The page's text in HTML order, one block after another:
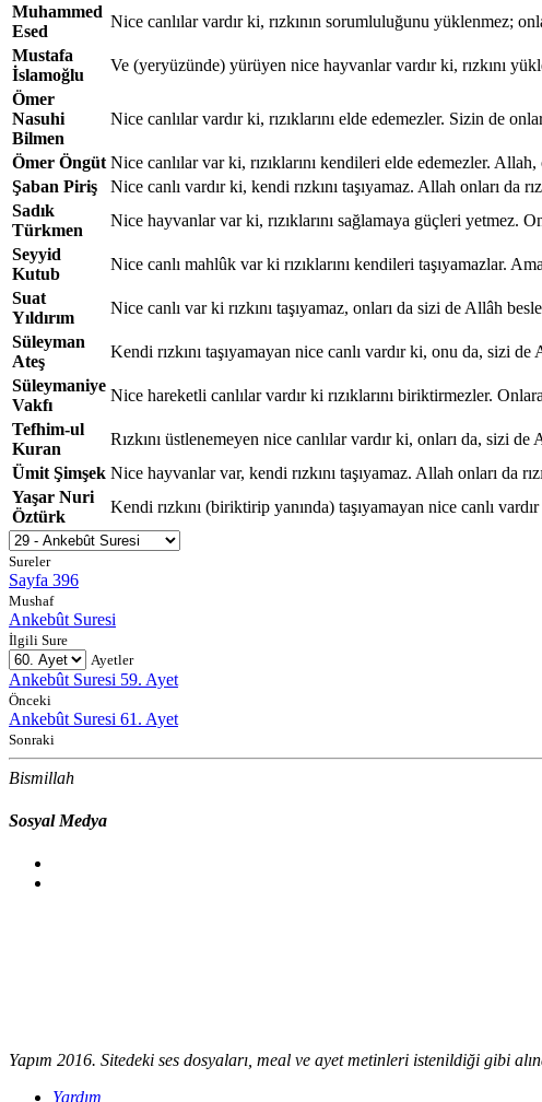
Muhammed
Esed
Nice canlılar vardır ki, rızkının sorumluluğunu yüklenmez;
Mustafa
İslamoğlu
Ve (yeryüzünde) yürüyen nice hayvanlar vardır ki, rızkını
Ömer
Nasuhi
Bilmen
Nice canlılar vardır ki, rızıklarını elde edemezler. Sizin de
Ömer Öngüt Nice canlılar var ki, rızıklarını kendileri elde edemezler.
Şaban Piriş
Nice canlı vardır ki, kendi rızkını taşıyamaz. Allah onları da
Sadık
Türkmen
Nice hayvanlar var ki, rızıklarını sağlamaya güçleri yetmez.
Seyyid
Kutub
Nice canlı mahlûk var ki rızıklarını kendileri taşıyamazlar.
Suat
Yıldırım
Nice canlı var ki rızkını taşıyamaz, onları da sizi de Allâh
Süleyman
Ateş
Kendi rızkını taşıyamayan nice canlı vardır ki, onu da, sizi
Süleymaniye
Vakfı
Nice hareketli canlılar vardır ki rızıklarını biriktirmezler.
Tefhim-ul
Kuran
Rızkını üstlenemeyen nice canlılar vardır ki, onları da, sizi
Ümit Şimşek Nice hayvanlar var, kendi rızkını taşıyamaz. Allah onları da
Yaşar Nuri
Öztürk
Kendi rızkını (biriktirip yanında) taşıyamayan nice canlı
Sureler
Sayfa 396
Mushaf
Ankebût Suresi
İlgili Sure
Ayetler
Ankebût Suresi 59. Ayet
Önceki
Ankebût Suresi 61. Ayet
Sonraki
Bismillah
Sosyal Medya
Yapım 2016. Sitedeki ses dosyaları, meal ve ayet metinleri istenildiği gibi
Yardım